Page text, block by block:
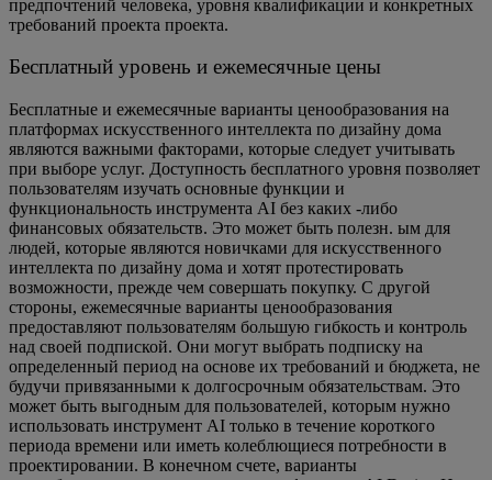
предпочтений человека, уровня квалификации и конкретных
требований проекта проекта.
Бесплатный уровень и ежемесячные цены
Бесплатные и ежемесячные варианты ценообразования на
платформах искусственного интеллекта по дизайну дома
являются важными факторами, которые следует учитывать
при выборе услуг. Доступность бесплатного уровня позволяет
пользователям изучать основные функции и
функциональность инструмента AI без каких -либо
финансовых обязательств. Это может быть полезн. ым для
людей, которые являются новичками для искусственного
интеллекта по дизайну дома и хотят протестировать
возможности, прежде чем совершать покупку. С другой
стороны, ежемесячные варианты ценообразования
предоставляют пользователям большую гибкость и контроль
над своей подпиской. Они могут выбрать подписку на
определенный период на основе их требований и бюджета, не
будучи привязанными к долгосрочным обязательствам. Это
может быть выгодным для пользователей, которым нужно
использовать инструмент AI только в течение короткого
периода времени или иметь колеблющиеся потребности в
проектировании. В конечном счете, варианты